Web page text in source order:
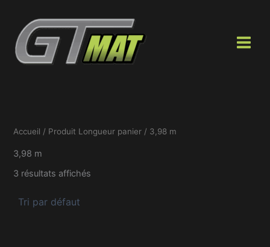
contenu
Accueil / Produit Longueur panier / 3,98 m
3,98 m
3 résultats affichés